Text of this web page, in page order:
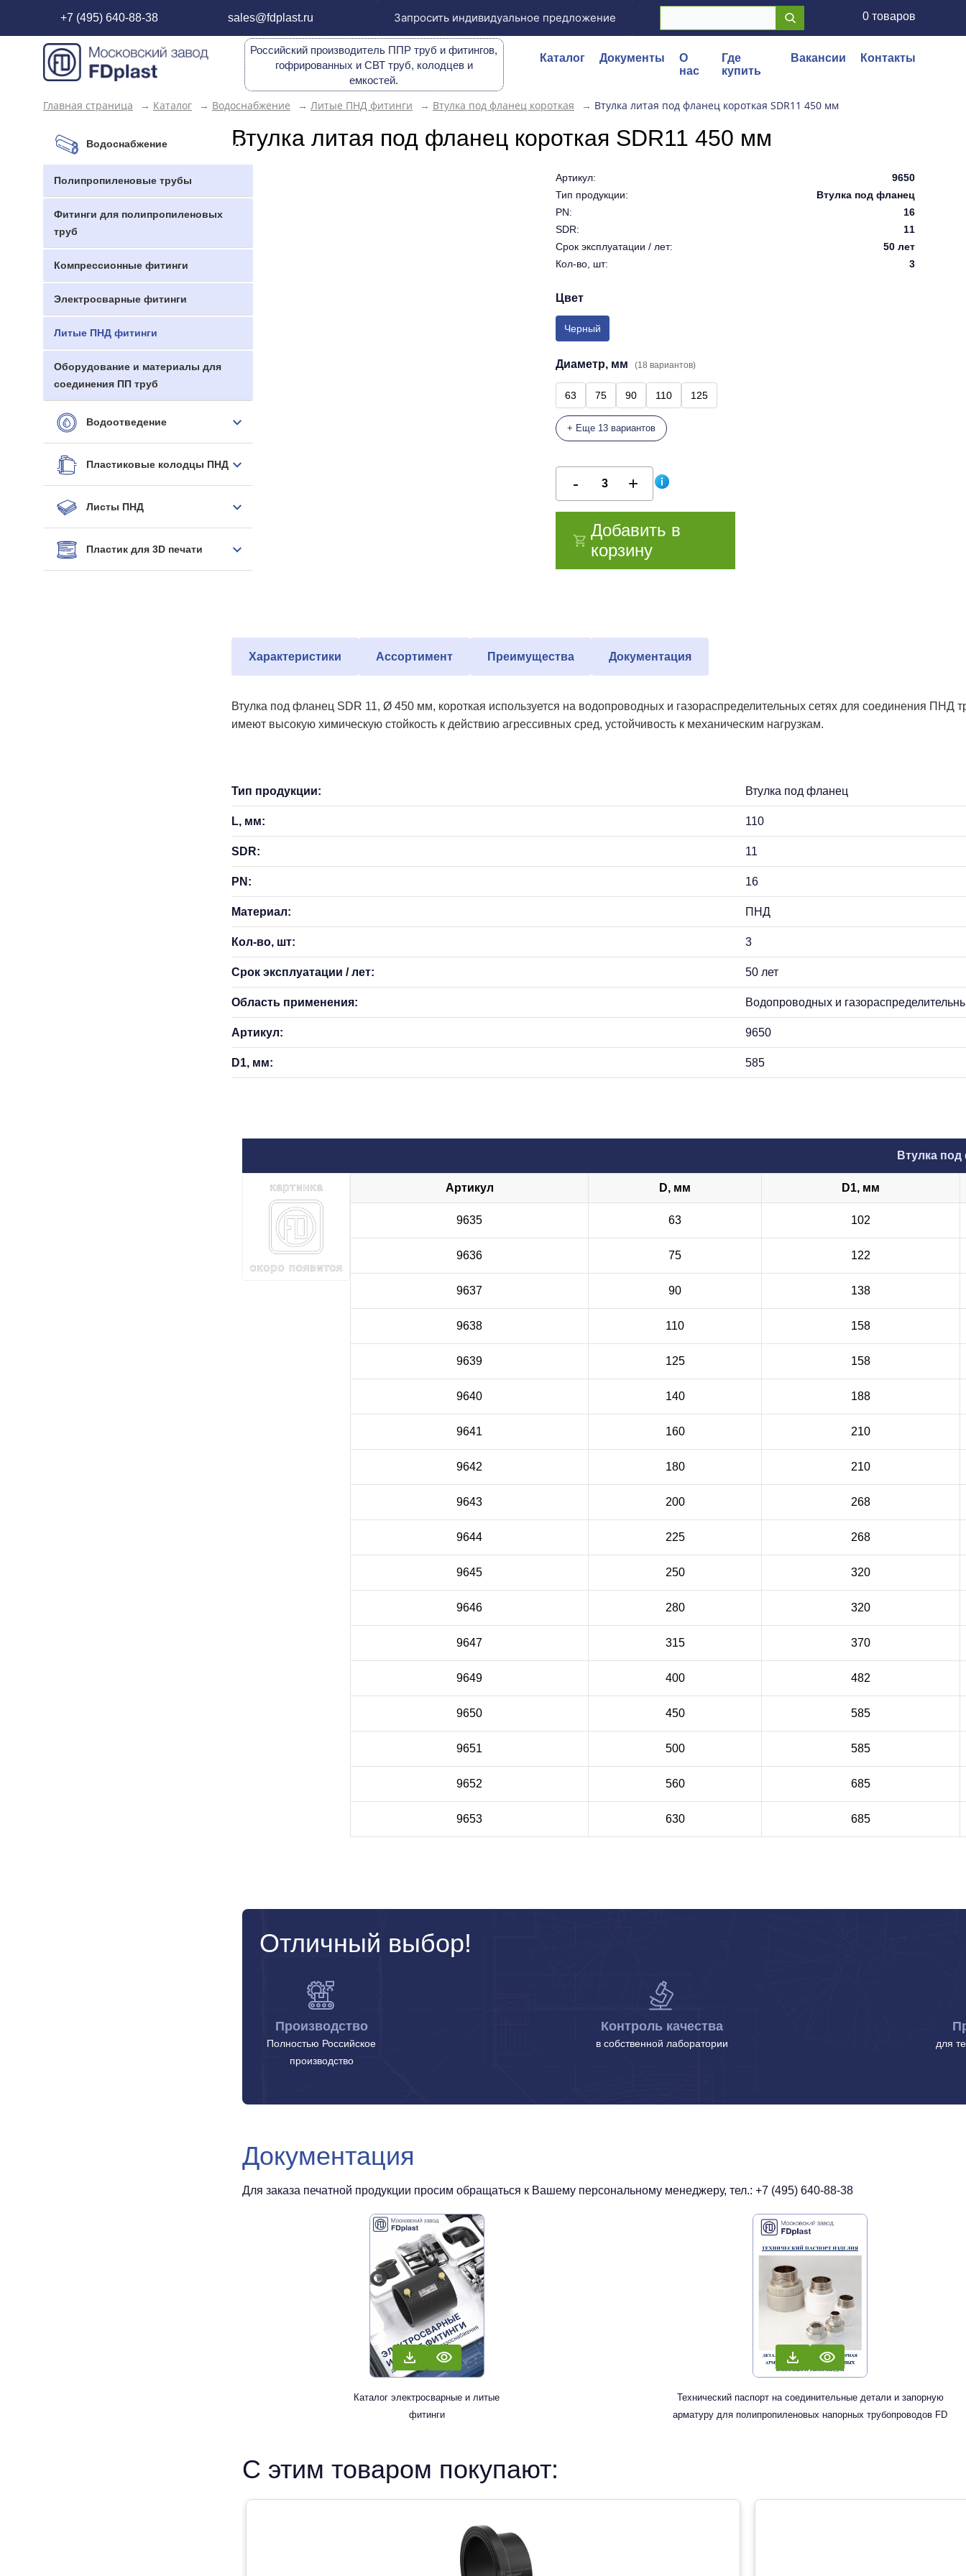
+7 (495) 640-88-38 sales@fdplast.ru Запросить индивидуальное предложение 0 товаров
Российский производитель ППР труб и фитингов,
гофрированных и СВТ труб, колодцев и
емкостей.
Каталог Документы
О
нас
Где
купить
Вакансии Контакты
Главная страница → Каталог → Водоснабжение → Литые ПНД фитинги → Втулка под фланец короткая → Втулка литая под фланец короткая SDR11 450 мм
Водоснабжение
Полипропиленовые трубы
Фитинги для полипропиленовых
труб
Компрессионные фитинги
Электросварные фитинги
Литые ПНД фитинги
Оборудование и материалы для
соединения ПП труб
Водоотведение
Пластиковые колодцы ПНД
Листы ПНД
Пластик для 3D печати
Втулка литая под фланец короткая SDR11 450 мм
Артикул:
9650
Тип продукции:
Втулка под фланец
PN:
16
SDR:
11
Срок эксплуатации / лет:
50 лет
Кол-во, шт:
3
Цвет
Черный
Диаметр, мм (18 вариантов)
63 75 90 110 125
+ Еще 13 вариантов
Добавить в
корзину
Характеристики Ассортимент Преимущества Документация
Втулка под фланец SDR 11, Ø 450 мм, короткая используется на водопроводных и газораспределительных сетях для соединения
имеют высокую химическую стойкость к действию агрессивных сред, устойчивость к механическим нагрузкам.
Тип продукции: Втулка под фланец
L, мм: 110
SDR: 11
PN: 16
Материал: ПНД
Кол-во, шт: 3
Срок эксплуатации / лет: 50 лет
Область применения: Водопроводных и
Артикул: 9650
D1, мм: 585
Втулка под
Артикул D, мм D1, мм
9635 63 102
9636 75 122
9637 90 138
9638 110 158
9639 125 158
9640 140 188
9641 160 210
9642 180 210
9643 200 268
9644 225 268
9645 250 320
9646 280 320
9647 315 370
9649 400 482
9650 450 585
9651 500 585
9652 560 685
9653 630 685
Отличный выбор!
Производство
Полностью Российское
производство
Контроль качества
в собственной лаборатории для
Документация
Для заказа печатной продукции просим обращаться к Вашему персональному менеджеру, тел.: +7 (495) 640-88-38
Каталог электросварные и литые
фитинги
Технический паспорт на соединительные детали и запорную
арматуру для полипропиленовых напорных трубопроводов FD
С этим товаром покупают: